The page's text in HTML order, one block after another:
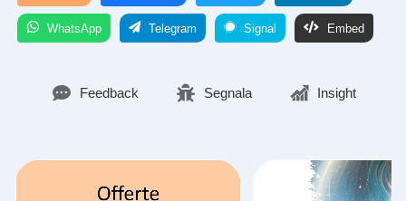
WhatsApp Telegram Signal Embed
Feedback Segnala Insight